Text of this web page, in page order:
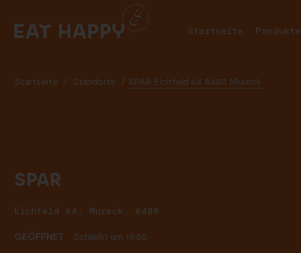
MAIN
Startseite Produkte
Startseite / Standorte / SPAR Eichfeld 64 8480 Mureck
SPAR
Eichfeld 64, Mureck, 8480
GEÖFFNET Schließt um 19:00